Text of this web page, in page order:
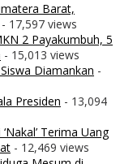
Barat,
- 17,597 views
2 Payakumbuh, 5
- 15,013 views
Diamankan -
Presiden - 13,094
Terima Uang
- 12,469 views